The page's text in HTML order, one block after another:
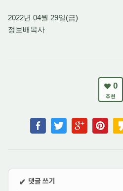
2022년 04월 29일(금)
정보배목사
0
추천
✔ 댓글 쓰기